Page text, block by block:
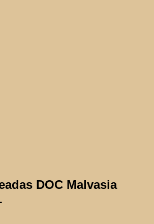
DOC Malvasia